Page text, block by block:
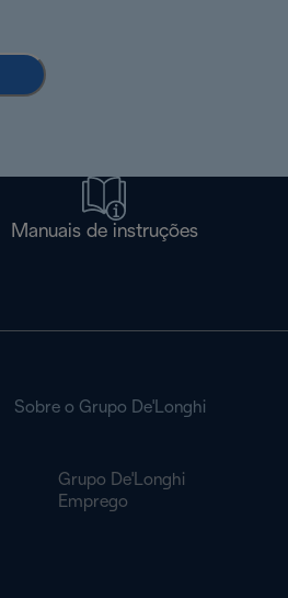
Manuais de instruções
Sobre o Grupo De'Longhi
Grupo De'Longhi
Emprego